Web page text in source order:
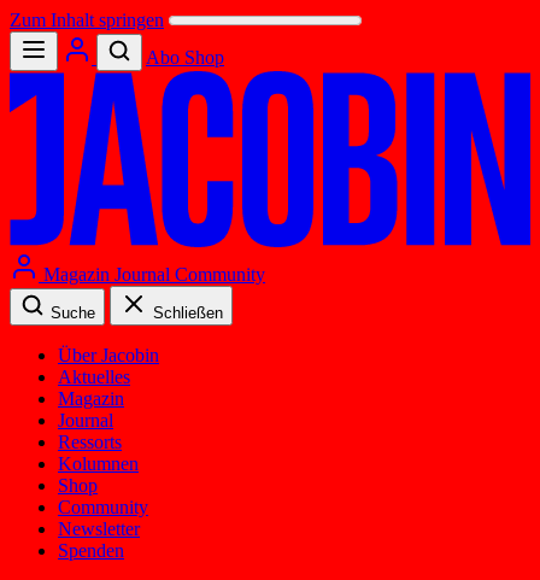
Zum Inhalt springen
Abo Shop
Magazin Journal Community
Suche Schließen
Über Jacobin
Aktuelles
Magazin
Journal
Ressorts
Kolumnen
Shop
Community
Newsletter
Spenden